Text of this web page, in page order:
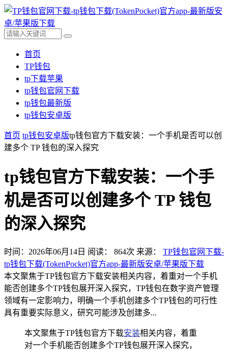
首页
TP钱包
tp下载苹果
tp钱包官网下载
tp钱包最新版
tp钱包安卓版
首页 tp钱包安卓版tp钱包官方下载安装：一个手机是否可以创
建多个 TP 钱包的深入探究
tp钱包官方下载安装：一个手
机是否可以创建多个 TP 钱包
的深入探究
时间：2026年06月14日 阅读： 864次 来源： TP钱包官网下载-
tp钱包下载(TokenPocket)官方app-最新版安卓/苹果版下载
本文聚焦于TP钱包官方下载安装相关内容，着重对一个手机
能否创建多个TP钱包展开深入探究，TP钱包在数字资产管理
领域有一定影响力，明确一个手机创建多个TP钱包的可行性
具有重要实际意义，研究可能涉及创建多...
本文聚焦于TP钱包官方下载安装相关内容，着重
对一个手机能否创建多个TP钱包展开深入探究，